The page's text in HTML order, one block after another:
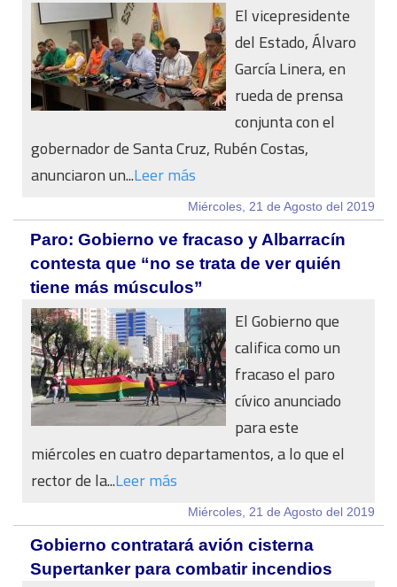
El vicepresidente
del Estado, Álvaro
García Linera, en
rueda de prensa
conjunta con el
gobernador de Santa Cruz, Rubén Costas,
anunciaron un...Leer más
Miércoles, 21 de Agosto del 2019
Paro: Gobierno ve fracaso y Albarracín
contesta que “no se trata de ver quién
tiene más músculos”
El Gobierno que
califica como un
fracaso el paro
cívico anunciado
para este
miércoles en cuatro departamentos, a lo que el
rector de la...Leer más
Miércoles, 21 de Agosto del 2019
Gobierno contratará avión cisterna
Supertanker para combatir incendios